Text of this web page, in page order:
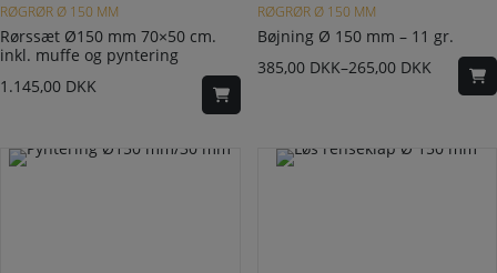
RØGRØR Ø 150 MM
Rørssæt Ø150 mm 70×50 cm.
inkl. muffe og pyntering
1.145,00 DKK
RØGRØR Ø 150 MM
Bøjning Ø 150 mm – 11 gr.
265,00 DKK
–
385,00 DKK